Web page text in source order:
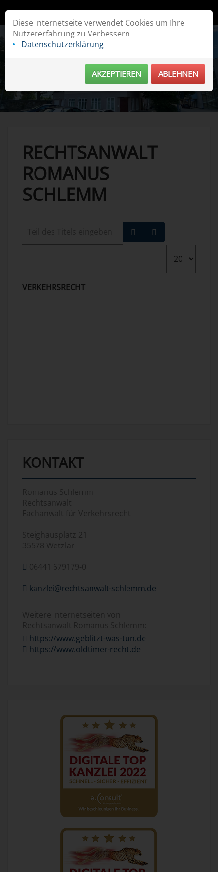
Romanus Schlemm | Rechtsanwalt | Fachanwalt für Verkehrsrecht
RECHTSANWALT
ROMANUS
SCHLEMM
VERKEHRSRECHT
KONTAKT
Romanus Schlemm
Rechtsanwalt
Fachanwalt für Verkehrsrecht
Steighausplatz 21
35578 Wetzlar
06441 679179-0
kanzlei@rechtsanwalt-schlemm.de
Weitere Internetseiten von
Rechtsanwalt Romanus Schlemm:
https://www.geblitzt-was-tun.de
https://www.oldtimer-recht.de
Diese Internetseite verwendet Cookies um Ihre
Nutzererfahrung zu Verbessern.
Datenschutzerklärung
AKZEPTIEREN ABLEHNEN